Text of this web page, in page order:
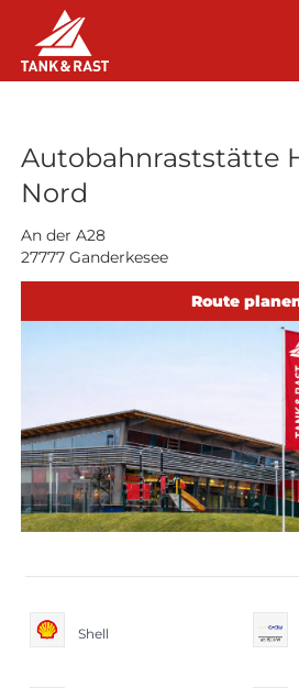
Skip to main content
Raststätten
Autobahnraststätte
Nord
An der A28
27777 Ganderkesee
Route
Shell